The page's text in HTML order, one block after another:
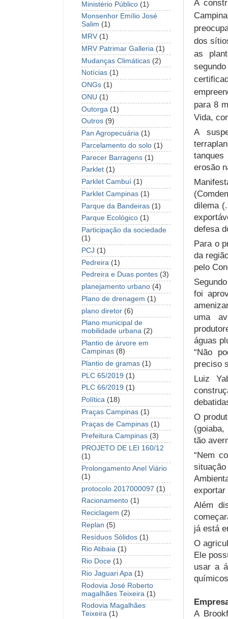
A
dos
as
para 8
Vida,
A
erosão
dilema
defesa
Para o
da
pelo
foi
uma
águas
“Não
preciso
Luiz
O
tão
“Nem
situação
exportar
Além
já está
O
Ele
usar a
A
Ministério Público (1)
Monsenhor Emílio José
Salim (1)
MRV (1)
MRV Patrimar Galleria (1)
Mudanças Climáticas (2)
Notícias (1)
ONGs (1)
ONU (1)
Outorga (1)
Outros (9)
Pan Agropecuária (1)
Parcelamento do solo (1)
Parecer Barragens (1)
Parklet (1)
Parklet Cambuí (1)
Parklet Campinas (1)
Parque da Bandeiras (1)
Parque Ecológico (1)
Participação da sociedade
(1)
PCJ (1)
Pedreira (1)
Pedreira e Duas pontes (3)
planejamento urbano (4)
Plano de drenagem (1)
plano diretor (6)
Plano municipal de
mobilidade urbana (2)
Plantio de árvore em
Campinas (8)
Plantio de gramas (1)
PLC 65/2019 (1)
PLC 66/2019 (1)
Política (18)
Praças Campinas (1)
Praças de Campinas (1)
Prefeitura Campinas (3)
PROJETO DE LEI 160/12
(1)
Prolongamento Anel Viário
(1)
protocolo 2017000097 (1)
Racionamento (1)
Reciclagem (2)
Replan (5)
Resíduos Sólidos (1)
Rio Atibaia (1)
Rio Doce (1)
Rio Jaguari Apa (1)
Rodovia José Roberto
magalhães Teixeira (1)
Rodovia Magalhães
Teixeira (1)